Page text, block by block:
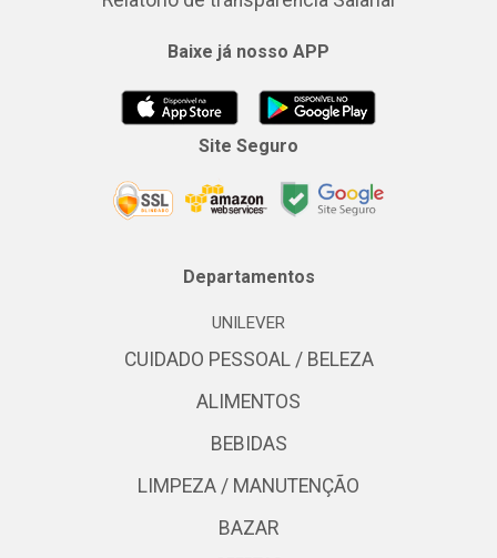
Baixe já nosso APP
Site Seguro
Departamentos
UNILEVER
CUIDADO PESSOAL / BELEZA
ALIMENTOS
BEBIDAS
LIMPEZA / MANUTENÇÃO
BAZAR